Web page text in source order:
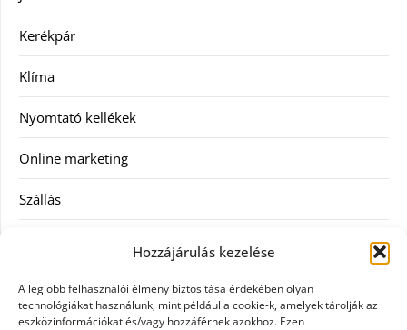
Hozzájárulás kezelése
A legjobb felhasználói élmény biztosítása érdekében olyan
technológiákat használunk, mint például a cookie-k, amelyek tárolják az
eszközinformációkat és/vagy hozzáférnek azokhoz. Ezen
Kerékpár
Klíma
Nyomtató kellékek
Online marketing
Szállás
Szellőztető
Szolgáltatás